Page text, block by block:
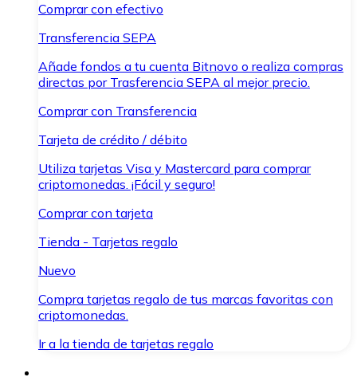
Comprar con efectivo
Transferencia SEPA
Añade fondos a tu cuenta Bitnovo o realiza compras
directas por Trasferencia SEPA al mejor precio.
Comprar con Transferencia
Tarjeta de crédito / débito
Utiliza tarjetas Visa y Mastercard para comprar
criptomonedas. ¡Fácil y seguro!
Comprar con tarjeta
Tienda - Tarjetas regalo
Nuevo
Compra tarjetas regalo de tus marcas favoritas con
criptomonedas.
Ir a la tienda de tarjetas regalo